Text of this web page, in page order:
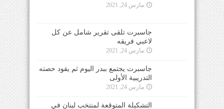
مارس 24, 2021
جاسبرت تلقى تقرير شامل عن كل
لاعبي فريقه
مارس 24, 2021
جاسبرت يجتمع ببدر اليوم ثم يقود حصته
التدريبية الأولى
مارس 24, 2021
التشكيلة المتوقعة لمنتخب لبنان في